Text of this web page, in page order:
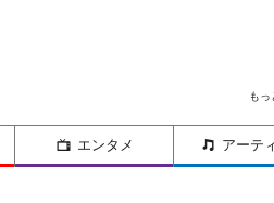
も
エンタメ アーテ